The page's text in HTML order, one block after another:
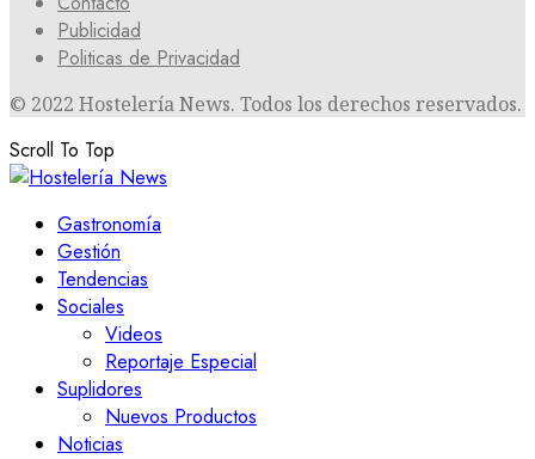
Publicidad
Politicas de Privacidad
© 2022 Hostelería News. Todos los derechos reservados.
Scroll To Top
Gastronomía
Gestión
Tendencias
Sociales
Videos
Reportaje Especial
Suplidores
Nuevos Productos
Noticias